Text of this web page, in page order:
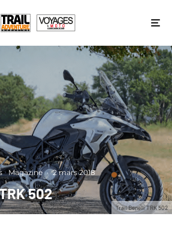
Trail Benelli TRK 502
Magazine · 2 mars 2018
502